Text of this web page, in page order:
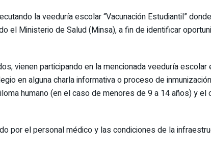
la veeduría escolar “Vacunación Estudiantil”
el Ministerio de Salud (Minsa), a fin de identificar
vienen participando en la mencionada veeduría escolar
en alguna charla informativa o proceso de
humano (en el caso de menores de 9 a 14 años) y el
por el personal médico y las condiciones de la